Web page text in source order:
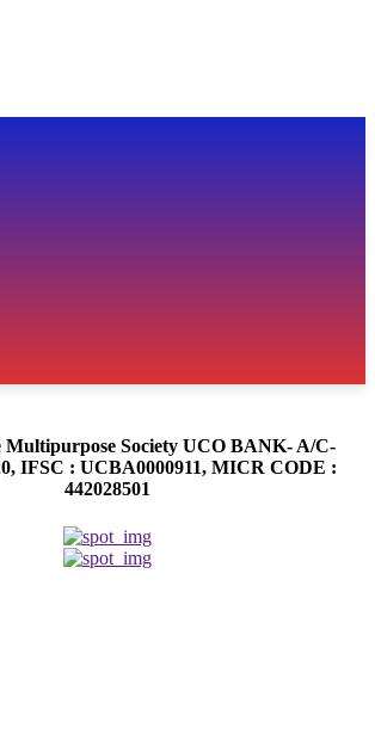
Multipurpose Society UCO BANK- A/C-
IFSC : UCBA0000911, MICR CODE :
442028501